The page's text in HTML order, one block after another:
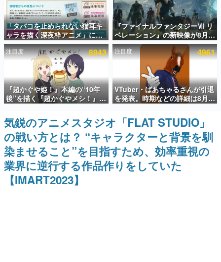
ゲームの企画書
名作ゲームクリエイターの方々に製作時のエピソードをお
聞きし、ヒットする企画（ゲーム）とは何か？を探ってい
きます。
赫本
この物語を解いてはいけない。『赫本』は、〈試験問題〉
の形をした短編ホラー小説集です。
新世代に訊く
これからのデジタルゲーム市場を担う若きクリエイター達
の姿を追い、彼らのルーツと情熱を探っていきます。
ゲーム世代の作家たち
ゲームに多大な影響を受けた作家さんに取材し、ゲームが
日本のコンテンツ産業やカルチャーに与えた影響を探る企
画です。
日本モバイルゲーム産業史
日本のモバイルゲーム史における主要なトピック・タイト
ルを網羅するほか、開発者へのインタビューや識者による
解説を掲載。約20年の歴史が一望できる決定版！
「タバコを止められない猫耳キ
ャラを描く深夜枠アニメ」に視
聴者の一部から批判意見。違法
薬物の使用と思しき描写も含め
て、BPOが議論を交わす
『ファイナルファンタジーⅦ リ
ベレーション』の新映像が8月
26日早朝に公開へ。『FF7』リ
メイクシリーズの完結編、
「gamescom」のオープニング
ナイトライブにてディレクター
の浜口直樹氏が登壇する予定
注目度 8943
『超かぐや姫！』本編の“10年
後”を描く『超かぐやメシ！』
Web連載決定。新たなWebマン
ガレーベル「ビビビコミック」
にて特別話が掲載スタート、あ
のお話には…まだ続きがある！
注目度 4961
VTuber・ばあちゃるさんが引退
を発表。時期などの詳細は8月9
日15時からの配信で説明
気鋭のアニメスタジオ「FLAT STUDIO」
の戦い方とは？ “キャラクターと背景を馴
染ませること”を目指すため、効率重視の
業界に逆行する作品作りをしていた
【IMART2023】